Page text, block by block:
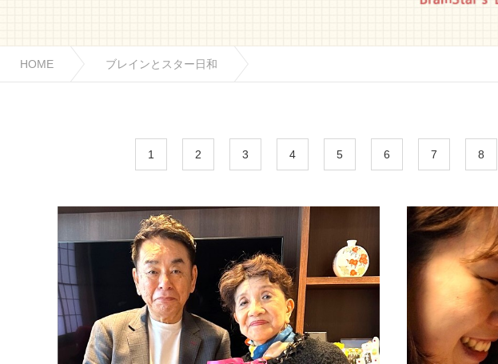
講師紹介
HOME ブレインとスター日和
1 2 3 4 5 6 7 8